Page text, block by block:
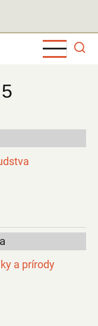
a prírody